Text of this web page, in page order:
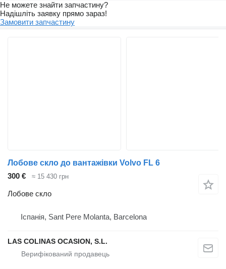
Не можете знайти запчастину?
Надішліть заявку прямо зараз!
Замовити запчастину
Лобове скло до вантажівки Volvo FL 6
300 €
≈ 15 430 грн
Лобове скло
Іспанія, Sant Pere Molanta, Barcelona
LAS COLINAS OCASION, S.L.